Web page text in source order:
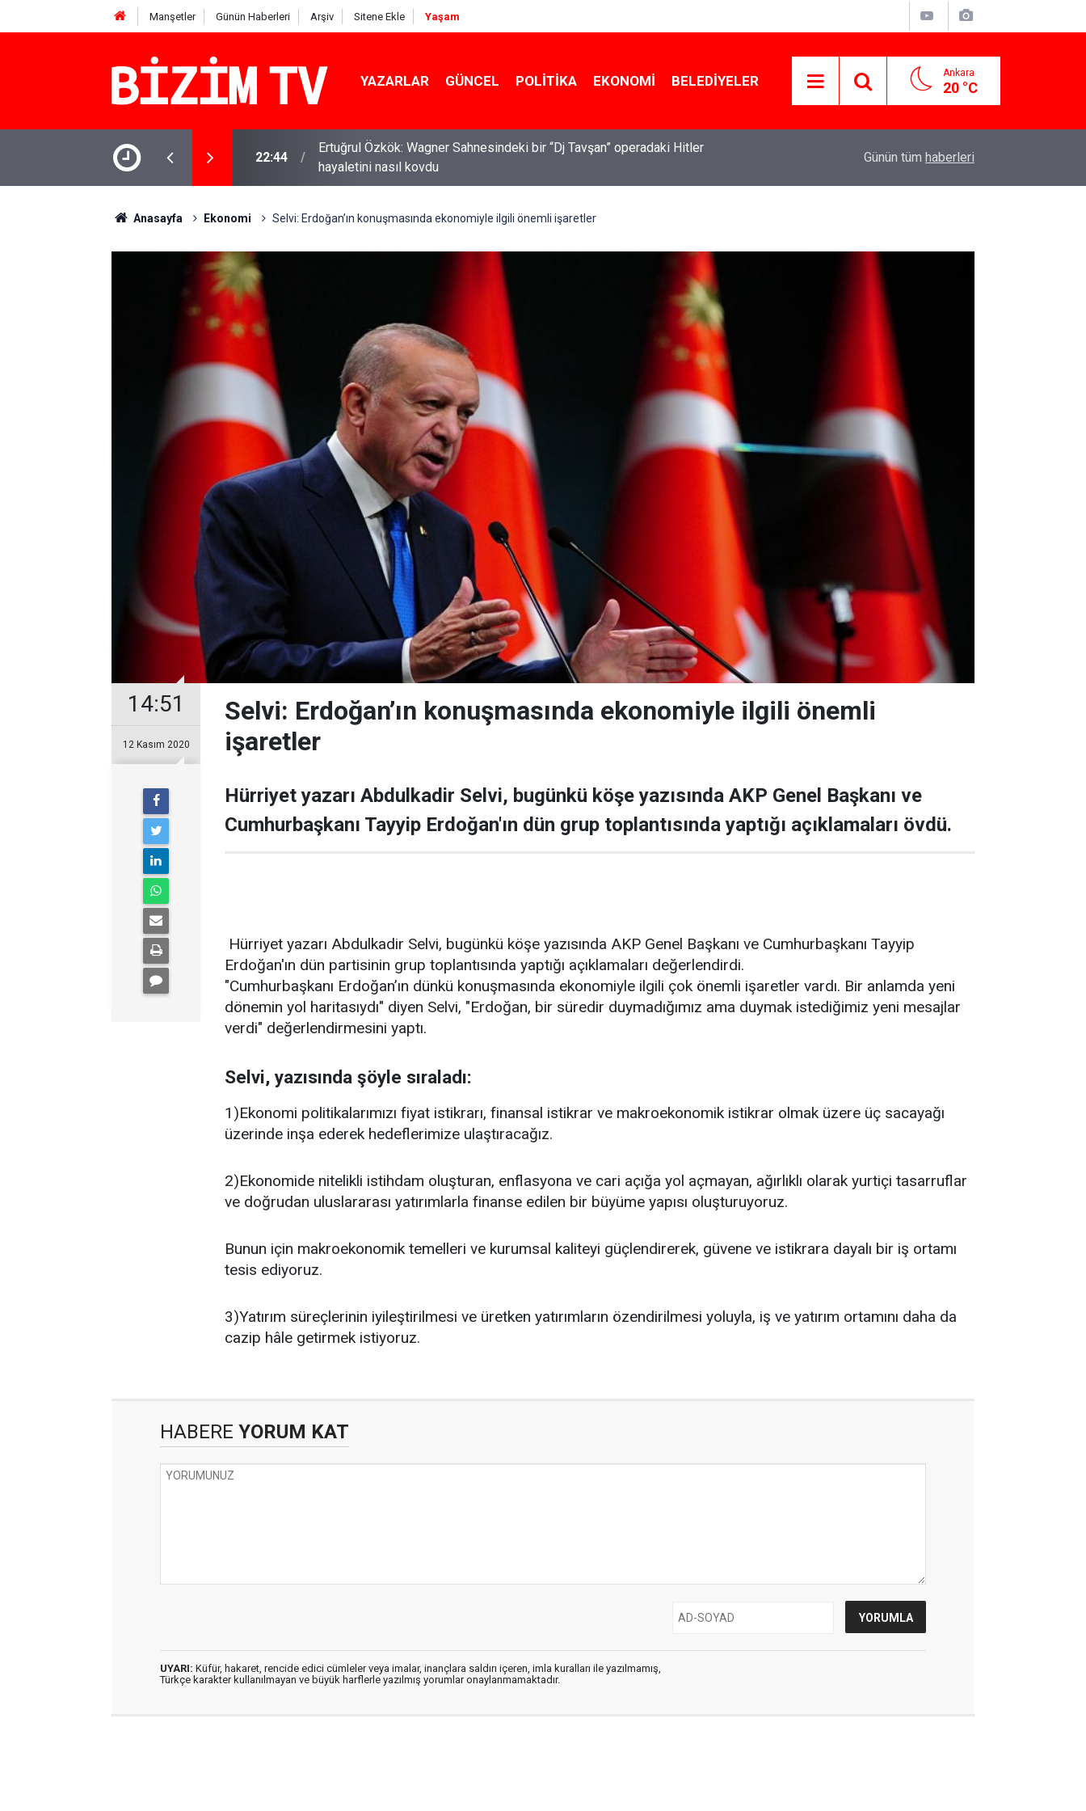
Manşetler Günün Haberleri Arşiv Sitene Ekle Yaşam
YAZARLAR GÜNCEL POLITIKA EKONOMI BELEDIYELER Ankara
20 °C
kampanyasında son durum ne? 22:44
Ertuğrul Özkök: Wagner Sahnesindeki bir “Dj Tavşan” operadaki Hitler
hayaletini nasıl kovdu
“İzmir'de zeybek bilmeyen kalmasın” çağrısı
Günün tüm haberleri
Anasayfa Ekonomi Selvi: Erdoğan’ın konuşmasında ekonomiyle ilgili önemli işaretler
14:51
12 Kasım 2020
Selvi: Erdoğan’ın konuşmasında ekonomiyle ilgili önemli
işaretler
Hürriyet yazarı Abdulkadir Selvi, bugünkü köşe yazısında AKP Genel Başkanı ve
Cumhurbaşkanı Tayyip Erdoğan'ın dün grup toplantısında yaptığı açıklamaları övdü.
Hürriyet yazarı Abdulkadir Selvi, bugünkü köşe yazısında AKP Genel Başkanı ve Cumhurbaşkanı Tayyip
Erdoğan'ın dün partisinin grup toplantısında yaptığı açıklamaları değerlendirdi.
"Cumhurbaşkanı Erdoğan’ın dünkü konuşmasında ekonomiyle ilgili çok önemli işaretler vardı. Bir anlamda yeni
dönemin yol haritasıydı" diyen Selvi, "Erdoğan, bir süredir duymadığımız ama duymak istediğimiz yeni mesajlar
verdi" değerlendirmesini yaptı.
Selvi, yazısında şöyle sıraladı:
1)Ekonomi politikalarımızı fiyat istikrarı, finansal istikrar ve makroekonomik istikrar olmak üzere üç sacayağı
üzerinde inşa ederek hedeflerimize ulaştıracağız.
2)Ekonomide nitelikli istihdam oluşturan, enflasyona ve cari açığa yol açmayan, ağırlıklı olarak yurtiçi tasarruflar
ve doğrudan uluslararası yatırımlarla finanse edilen bir büyüme yapısı oluşturuyoruz.
Bunun için makroekonomik temelleri ve kurumsal kaliteyi güçlendirerek, güvene ve istikrara dayalı bir iş ortamı
tesis ediyoruz.
3)Yatırım süreçlerinin iyileştirilmesi ve üretken yatırımların özendirilmesi yoluyla, iş ve yatırım ortamını daha da
cazip hâle getirmek istiyoruz.
HABERE YORUM KAT
UYARI: Küfür, hakaret, rencide edici cümleler veya imalar, inançlara saldırı içeren, imla kuralları ile yazılmamış,
Türkçe karakter kullanılmayan ve büyük harflerle yazılmış yorumlar onaylanmamaktadır.